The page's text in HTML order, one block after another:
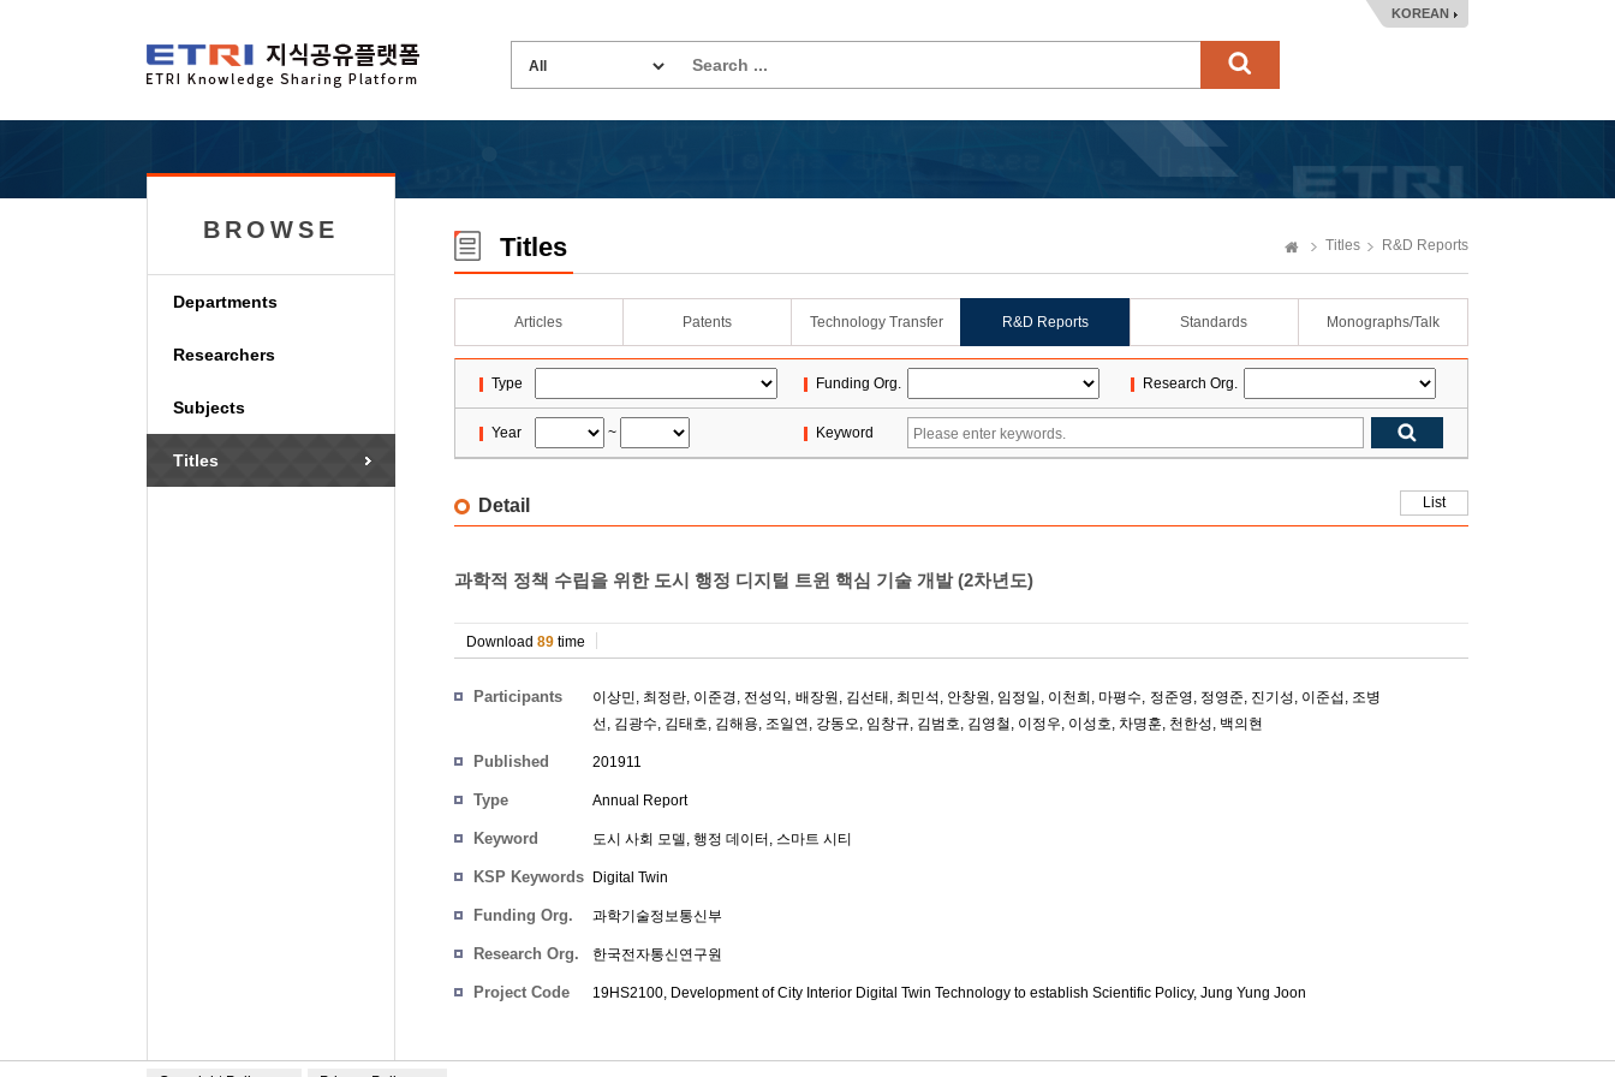
KOREAN
BROWSE
Departments
Researchers
Subjects
Titles
Titles Titles R&D Reports
Articles Patents Technology Transfer R&D Reports Standards Monographs/Talk
Type Funding Org. Research Org.
Year ~ Keyword
Detail List
과학적 정책 수립을 위한 도시 행정 디지털 트윈 핵심 기술 개발 (2차년도)
Download 89 time
Participants 이상민, 최정란, 이준경, 전성익, 배장원 , 김선태 , 최민석 , 안창원 , 임정일 , 이천희 , 마평수, 정준영, 정영준, 진기성, 이준섭 , 조병
선, 김광수, 김태호, 김해용, 조일연 , 강동오, 임창규, 김범호, 김영철 , 이정우, 이성호, 차명훈, 천한성, 백의현
Published 201911
Type Annual Report
Keyword 도시 사회 모델, 행정 데이터, 스마트 시티
KSP Keywords Digital Twin
Funding Org. 과학기술정보통신부
Research Org. 한국전자통신연구원
Project Code 19HS2100, Development of City Interior Digital Twin Technology to establish Scientific Policy, Jung Yung Joon